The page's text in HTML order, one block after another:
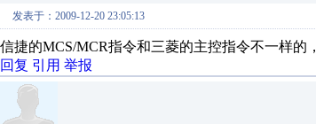
发表于：2009-12-20 23:05:13
信捷的MCS/MCR指令和三菱的主控指令不一样的，
回复 引用 举报